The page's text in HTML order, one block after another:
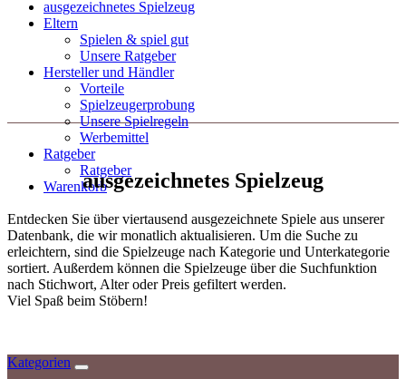
ausgezeichnetes Spielzeug
Eltern
Spielen & spiel gut
Unsere Ratgeber
Hersteller und Händler
Vorteile
Spielzeugerprobung
Unsere Spielregeln
Werbemittel
Ratgeber
Ratgeber
Warenkorbausgezeichnetes Spielzeug
Entdecken Sie über viertausend ausgezeichnete Spiele aus unserer
Datenbank, die wir monatlich aktualisieren. Um die Suche zu
erleichtern, sind die Spielzeuge nach Kategorie und Unterkategorie
sortiert. Außerdem können die Spielzeuge über die Suchfunktion
nach Stichwort, Alter oder Preis gefiltert werden.
Viel Spaß beim Stöbern!
Kategorien